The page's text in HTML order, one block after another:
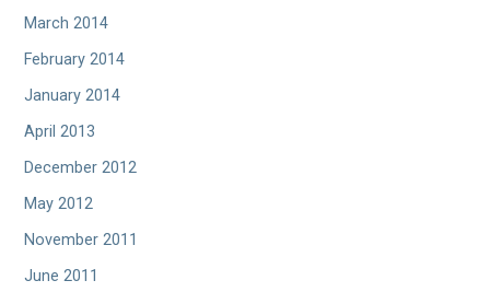
March 2014
February 2014
January 2014
April 2013
December 2012
May 2012
November 2011
June 2011